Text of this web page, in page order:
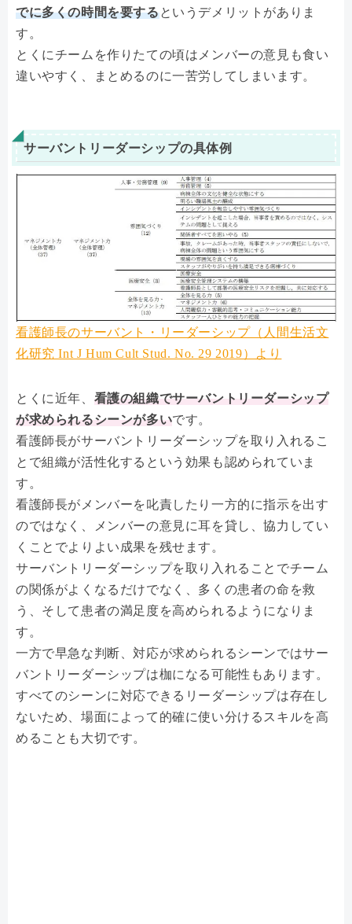
でに多くの時間を要するというデメリットがありま
す。
とくにチームを作りたての頃はメンバーの意見も食い
違いやすく、まとめるのに一苦労してしまいます。
サーバントリーダーシップの具体例
看護師長のサーバント・リーダーシップ（人間生活文
化研究 Int J Hum Cult Stud. No. 29 2019）より
とくに近年、 看護の組織でサーバントリーダーシップ
が求められるシーンが多いです。
看護師長がサーバントリーダーシップを取り入れるこ
とで組織が活性化するという効果も認められていま
す。
看護師長がメンバーを叱責したり一方的に指示を出す
のではなく、メンバーの意見に耳を貸し、協力してい
くことでよりよい成果を残せます。
サーバントリーダーシップを取り入れることでチーム
の関係がよくなるだけでなく、多くの患者の命を救
う、そして患者の満足度を高められるようになりま
す。
一方で早急な判断、対応が求められるシーンではサー
バントリーダーシップは枷になる可能性もあります。
すべてのシーンに対応できるリーダーシップは存在し
ないため、場面によって的確に使い分けるスキルを高
めることも大切です。